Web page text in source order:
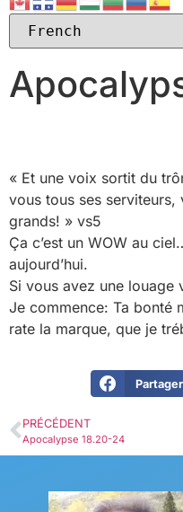
« Et une voix sortit du
vous tous ses
grands! » vs5
Ça c’est un WOW au
aujourd’hui.
Si vous avez une louage
Je commence: Ta bonté
rate la marque, que je
Partager
PRÉCÉDENT
Apocalypse 18.20-24